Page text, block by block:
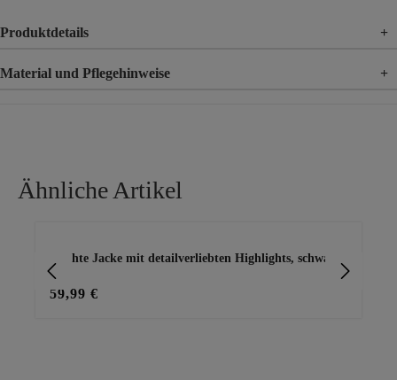
Produktdetails +
Material und Pflegehinweise +
Ähnliche Artikel
Leichte Jacke mit detailverliebten Highlights, schwarz
59,99 €